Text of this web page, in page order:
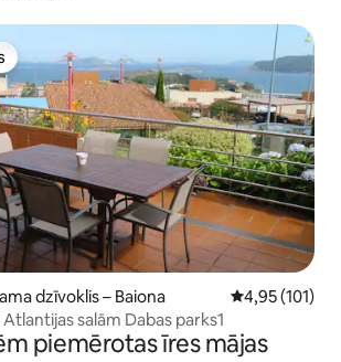
mājoklis
dzīvoklis – Baiona Vidējais
4,95 (101)
salām Dabas parks1
piemērotas īres mājas